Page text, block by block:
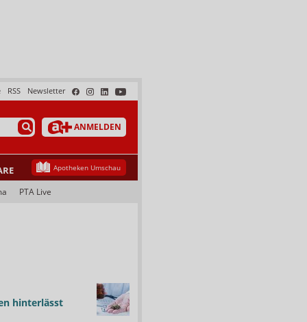
Newsletter
RSS
ANMELDEN
Apotheken Umschau
PTA Live
hinterlässt